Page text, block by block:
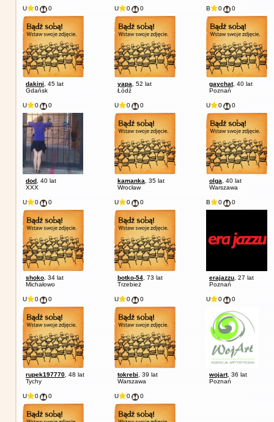
U 0 0
dakini , 45 lat
Gdańsk
U 0 0
yapa , 52 lat
Łódź
B 0 0
gaychat, 40 lat
Poznań
U 0 0
dod , 40 lat
XXX
U 0 0
kamanka , 35 lat
Wrocław
U 0 0
olga , 40 lat
Warszawa
U 0 0
shoko , 34 lat
Michałowo
U 0 0
botko-54 , 73 lat
Trzebież
B 0 0
erajazzu , 27 lat
Poznań
U 0 0
rupek197770 , 48 lat
Tychy
U 0 0
tokrebi , 39 lat
Warszawa
U 0 0
wojart, 36 lat
Poznań
U 0 0 U 0 0